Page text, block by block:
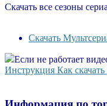
Скачать все сезоны
Скачать
Если не работает
Инструкция Как